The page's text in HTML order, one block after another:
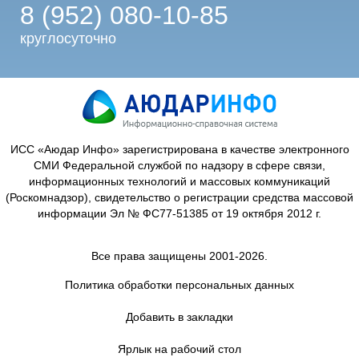
8 (952) 080-10-85
круглосуточно
ИСС «Аюдар Инфо» зарегистрирована в качестве электронного
СМИ Федеральной службой по надзору в сфере связи,
информационных технологий и массовых коммуникаций
(Роскомнадзор), свидетельство о регистрации средства массовой
информации Эл № ФС77-51385 от 19 октября 2012 г.
Все права защищены 2001-2026.
Политика обработки персональных данных
Добавить в закладки
Ярлык на рабочий стол